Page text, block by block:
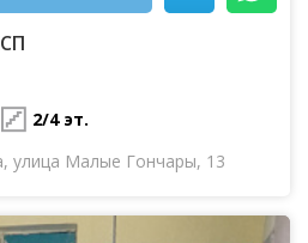
2/4 эт.
улица Малые Гончары, 13